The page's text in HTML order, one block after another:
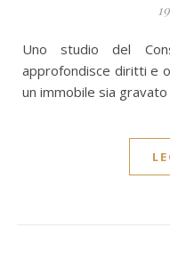
Uno studio del Consiglio Nazionale del Notariato
approfondisce diritti e
un immobile sia